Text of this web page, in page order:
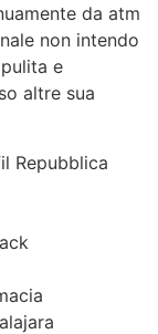
da atm
non intendo
e
altre sua
Repubblica